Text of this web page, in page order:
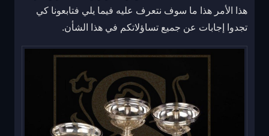
هذا الأمر هذا ما سوف نتعرف عليه فيما يلي فتابعونا كي
تجدوا إجابات عن جميع تساؤلاتكم في هذا الشأن.